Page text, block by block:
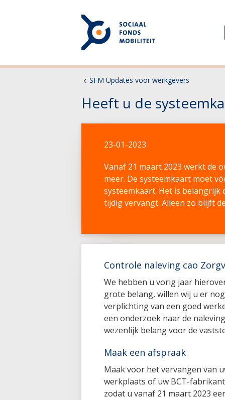
SFM Updates voor werkgevers
Heeft u de
23-01-2023
Vanaf 21 maart 2023 werkt de
meer. De systeemkaart moet
systeemkaart. Het is belangrijk
tijdig vervangt. Alleen zo blijft
Controle naleving cao
We hebben u vorig jaar
grote belang, willen wij u er
verplichting van een goed
een onderzoek naar de
wezenlijk belang voor de
Maak een afspraak
Maak voor het vervangen van
werkplaats of uw BCT-
zodat u vanaf 21 maart 2023